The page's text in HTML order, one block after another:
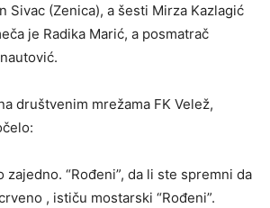
Sivac (Zenica), a šesti Mirza Kazlagić
je Radika Marić, a posmatrač
društvenim mrežama FK Velež,
zajedno. “Rođeni”, da li ste spremni da
, ističu mostarski “Rođeni”.